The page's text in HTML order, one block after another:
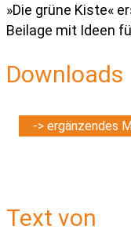
»Die grüne Kiste«
Beilage mit Ideen
Downloads
-> ergänzendes
Text von